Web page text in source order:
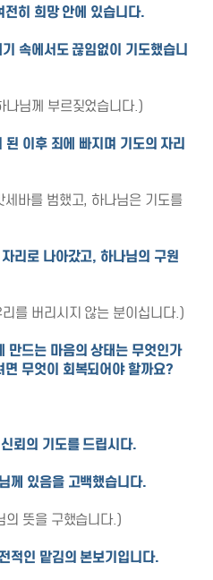
히 희망 안에 있습니다.
속에서도 끊임없이 기도했습니
나님께 부르짖었습니다.)
이후 죄에 빠지며 기도의 자리
바를 범했고, 하나님은 기도를
리로 나아갔고, 하나님의 구원
를 버리시지 않는 분이십니다.)
만드는 마음의 상태는 무엇인가
무엇이 회복되어야 할까요?
뢰의 기도를 드립시다.
께 있음을 고백했습니다.
의 뜻을 구했습니다.)
적인 맡김의 본보기입니다.